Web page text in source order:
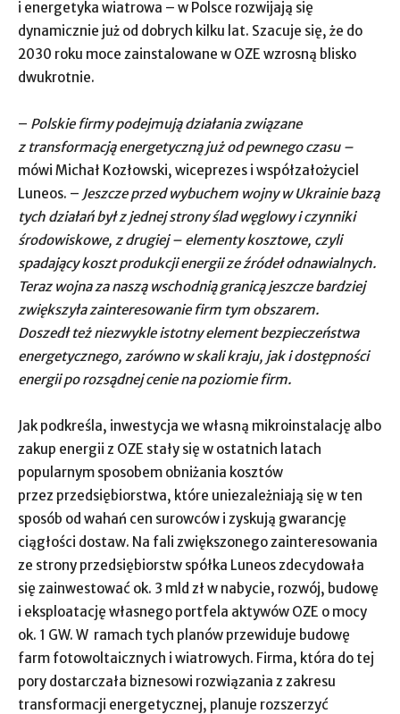
i energetyka wiatrowa – w Polsce rozwijają się
dynamicznie już od dobrych kilku lat. Szacuje się, że do
2030 roku moce zainstalowane w OZE wzrosną blisko
dwukrotnie.
– Polskie firmy podejmują działania związane
z transformacją energetyczną już od pewnego czasu –
mówi Michał Kozłowski, wiceprezes i współzałożyciel
Luneos. – Jeszcze przed wybuchem wojny w Ukrainie bazą
tych działań był z jednej strony ślad węglowy i czynniki
środowiskowe, z drugiej – elementy kosztowe, czyli
spadający koszt produkcji energii ze źródeł odnawialnych.
Teraz wojna za naszą wschodnią granicą jeszcze bardziej
zwiększyła zainteresowanie firm tym obszarem.
Doszedł też niezwykle istotny element bezpieczeństwa
energetycznego, zarówno w skali kraju, jak i dostępności
energii po rozsądnej cenie na poziomie firm.
Jak podkreśla, inwestycja we własną mikroinstalację albo
zakup energii z OZE stały się w ostatnich latach
popularnym sposobem obniżania kosztów
przez przedsiębiorstwa, które uniezależniają się w ten
sposób od wahań cen surowców i zyskują gwarancję
ciągłości dostaw. Na fali zwiększonego zainteresowania
ze strony przedsiębiorstw spółka Luneos zdecydowała
się zainwestować ok. 3 mld zł w nabycie, rozwój, budowę
i eksploatację własnego portfela aktywów OZE o mocy
ok. 1 GW. W ramach tych planów przewiduje budowę
farm fotowoltaicznych i wiatrowych. Firma, która do tej
pory dostarczała biznesowi rozwiązania z zakresu
transformacji energetycznej, planuje rozszerzyć